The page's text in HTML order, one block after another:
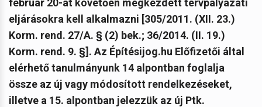
eljárásokra kell alkalmazni [305/2011. (XII. 23.)
Korm. rend. 27/A. § (2) bek.; 36/2014. (II. 19.)
Korm. rend. 9. §]. Az Építésijog.hu Előfizetői által
elérhető tanulmányunk 14 alpontban foglalja
össze az új vagy módosított rendelkezéseket,
illetve a 15. alpontban jelezzük az új Ptk.